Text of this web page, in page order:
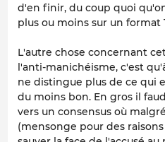
d'en finir, du coup quoi
plus ou moins sur un format
L'autre chose concernant
l'anti-manichéisme, c'est
ne distingue plus de ce qui
du moins bon. En gros il
vers un consensus où
(mensonge pour des